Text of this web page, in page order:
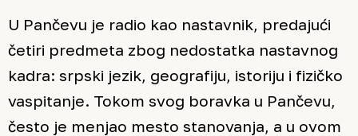
U Pančevu je radio kao nastavnik, predajući
četiri predmeta zbog nedostatka nastavnog
kadra: srpski jezik, geografiju, istoriju i fizičko
vaspitanje. Tokom svog boravka u Pančevu,
često je menjao mesto stanovanja, a u ovom